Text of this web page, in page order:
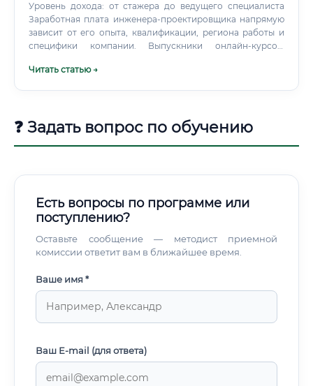
Уровень дохода: от стажера до ведущего специалиста
Заработная плата инженера-проектировщика напрямую
зависит от его опыта, квалификации, региона работы и
специфики компании. Выпускники онлайн-курсов,
на стартовые позиции наравне с выпускниками вузов без
Читать статью →
❓ Задать вопрос по обучению
Есть вопросы по программе или
поступлению?
Оставьте сообщение — методист приемной
комиссии ответит вам в ближайшее время.
Ваше имя *
Ваш E-mail (для ответа)